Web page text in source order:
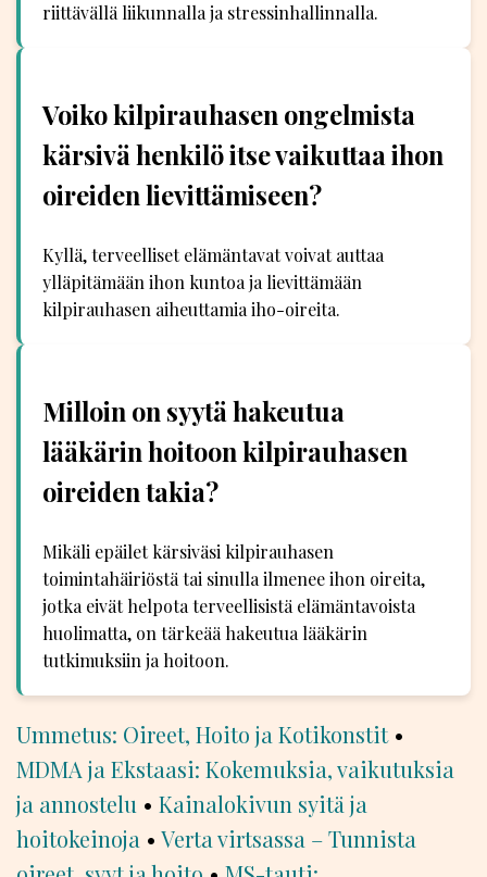
riittävällä liikunnalla ja stressinhallinnalla.
Voiko kilpirauhasen ongelmista
kärsivä henkilö itse vaikuttaa ihon
oireiden lievittämiseen?
Kyllä, terveelliset elämäntavat voivat auttaa
ylläpitämään ihon kuntoa ja lievittämään
kilpirauhasen aiheuttamia iho-oireita.
Milloin on syytä hakeutua
lääkärin hoitoon kilpirauhasen
oireiden takia?
Mikäli epäilet kärsiväsi kilpirauhasen
toimintahäiriöstä tai sinulla ilmenee ihon oireita,
jotka eivät helpota terveellisistä elämäntavoista
huolimatta, on tärkeää hakeutua lääkärin
tutkimuksiin ja hoitoon.
Ummetus: Oireet, Hoito ja Kotikonstit•
MDMA ja Ekstaasi: Kokemuksia, vaikutuksia
ja annostelu • Kainalokivun syitä ja
hoitokeinoja • Verta virtsassa – Tunnista